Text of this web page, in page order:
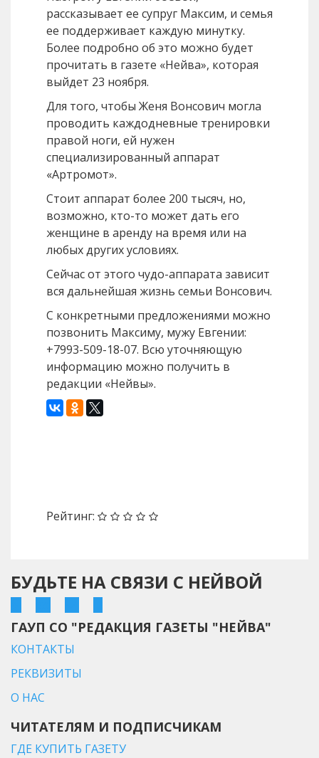
рассказывает ее супруг Максим, и семья
ее поддерживает каждую минутку.
Более подробно об это можно будет
прочитать в газете «Нейва», которая
выйдет 23 ноября.
Для того, чтобы Женя Вонсович могла
проводить каждодневные тренировки
правой ноги, ей нужен
специализированный аппарат
«Артромот».
Стоит аппарат более 200 тысяч, но,
возможно, кто-то может дать его
женщине в аренду на время или на
любых других условиях.
Сейчас от этого чудо-аппарата зависит
вся дальнейшая жизнь семьи Вонсович.
С конкретными предложениями можно
позвонить Максиму, мужу Евгении:
+7993-509-18-07. Всю уточняющую
информацию можно получить в
редакции «Нейвы».
Рейтинг:
БУДЬТЕ НА СВЯЗИ С НЕЙВОЙ
ГАУП СО "РЕДАКЦИЯ ГАЗЕТЫ "НЕЙВА"
КОНТАКТЫ
РЕКВИЗИТЫ
О НАС
ЧИТАТЕЛЯМ И ПОДПИСЧИКАМ
ГДЕ КУПИТЬ ГАЗЕТУ